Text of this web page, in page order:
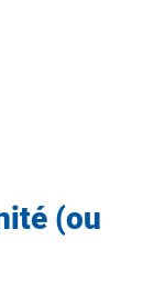
(ou